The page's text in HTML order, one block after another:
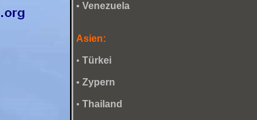
• Venezuela
Asien:
• Türkei
• Zypern
• Thailand